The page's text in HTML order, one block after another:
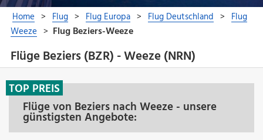
Flüge Beziers (BZR) - Weeze (NRN)
Flüge von Beziers nach Weeze - unsere
günstigsten Angebote:
TOP PREIS